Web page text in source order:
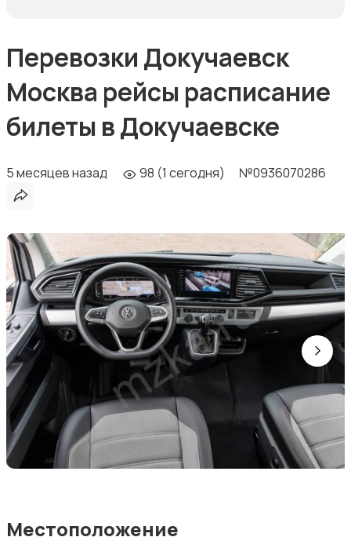
Перевозки Докучаевск
Москва рейсы расписание
билеты в Докучаевске
5 месяцев назад 98 (1 сегодня) №0936070286
Местоположение